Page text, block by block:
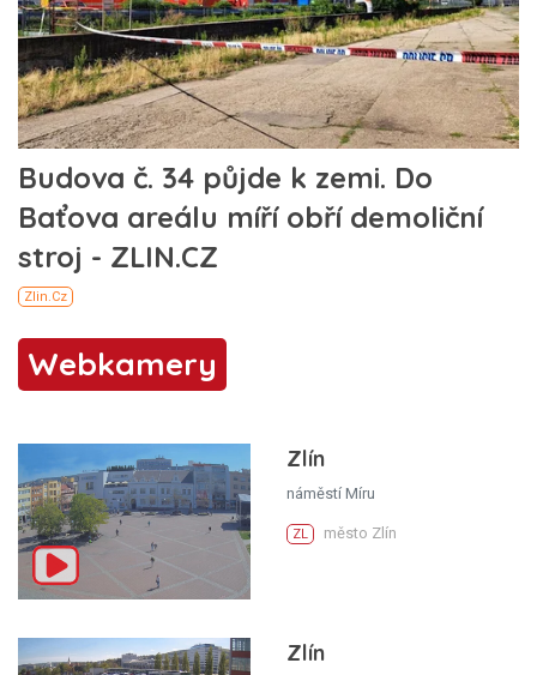
Webkamery
Zlín
náměstí Míru
ZL město Zlín
Zlín